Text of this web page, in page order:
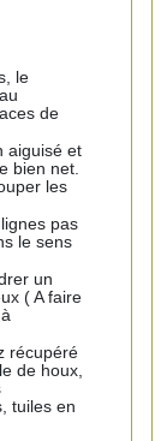
le
de
aiguisé et
bien net.
les
pas
le sens
un
( A faire
récupéré
de houx,
tuiles en